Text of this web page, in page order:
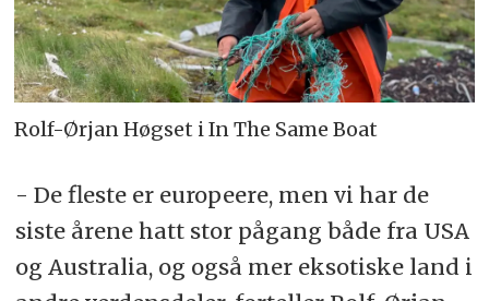
Rolf-Ørjan Høgset i In The Same Boat
- De fleste er europeere, men vi har de
siste årene hatt stor pågang både fra USA
og Australia, og også mer eksotiske land i